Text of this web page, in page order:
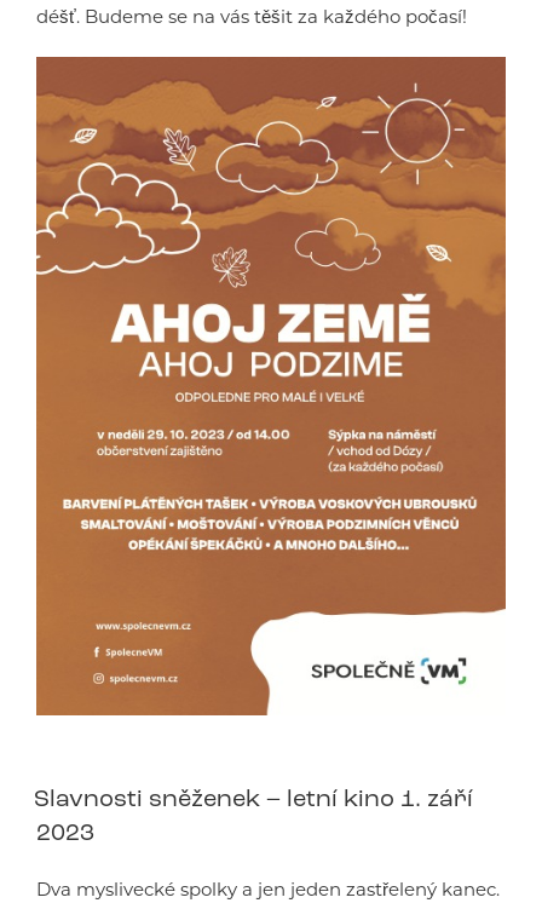
déšť. Budeme se na vás těšit za každého počasí!
Slavnosti sněženek – letní kino 1. září
2023
Dva myslivecké spolky a jen jeden zastřelený kanec.